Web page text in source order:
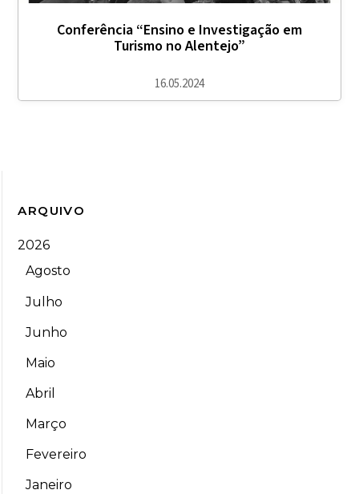
Conferência “Ensino e Investigação em
Turismo no Alentejo”
16.05.2024
ARQUIVO
2026
Agosto
Julho
Junho
Maio
Abril
Março
Fevereiro
Janeiro